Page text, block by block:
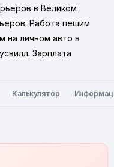
в Великом
Работа пешим
на личном авто в
Зарплата
Калькулятор